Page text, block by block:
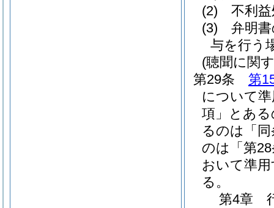
(2)
不利
(3)
弁明
与を行う
(聴聞に関
第29条
第
について
項」とあ
るのは「
のは「第
おいて準
る。
第4章